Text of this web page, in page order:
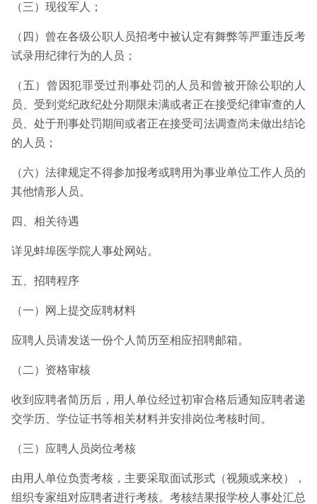
（三）现役军人；
（四）曾在各级公职人员招考中被认定有舞弊等严重违反考
试录用纪律行为的人员；
（五）曾因犯罪受过刑事处罚的人员和曾被开除公职的人
员、受到党纪政纪处分期限未满或者正在接受纪律审查的人
员、处于刑事处罚期间或者正在接受司法调查尚未做出结论
的人员；
（六）法律规定不得参加报考或聘用为事业单位工作人员的
其他情形人员。
四、相关待遇
详见蚌埠医学院人事处网站。
五、招聘程序
（一）网上提交应聘材料
应聘人员请发送一份个人简历至相应招聘邮箱。
（二）资格审核
收到应聘者简历后，用人单位经过初审合格后通知应聘者递
交学历、学位证书等相关材料并安排岗位考核时间。
（三）应聘人员岗位考核
由用人单位负责考核，主要采取面试形式（视频或来校），
组织专家组对应聘者进行考核。考核结果报学校人事处汇总